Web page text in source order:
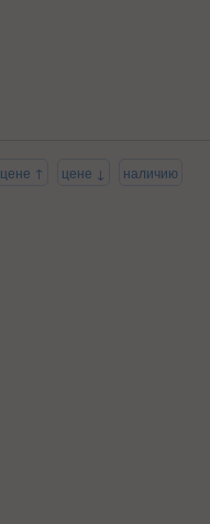
цене ↑ цене ↓ наличию